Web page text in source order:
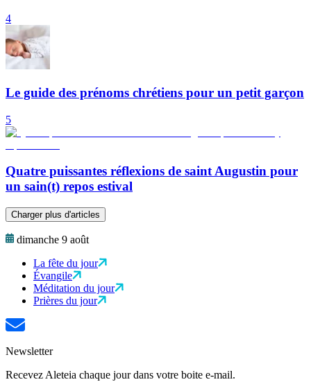
4
Le guide des prénoms chrétiens pour un petit garçon
5
Quatre puissantes réflexions de saint Augustin pour
un sain(t) repos estival
Charger plus d'articles
dimanche 9 août
La fête du jour
Évangile
Méditation du jour
Prières du jour
Newsletter
Recevez Aleteia chaque jour dans votre boite e-mail.